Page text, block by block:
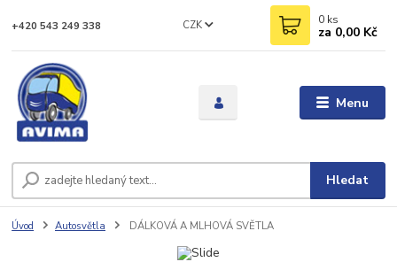
Menu
CZK
Hledat
+420 543 249 338 0 ks
za 0,00 Kč
Úvod Autosvětla DÁLKOVÁ A MLHOVÁ SVĚTLA